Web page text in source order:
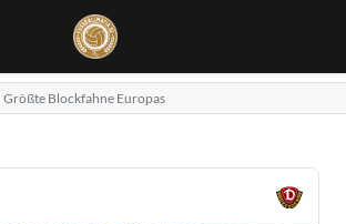
Größte Blockfahne Europas